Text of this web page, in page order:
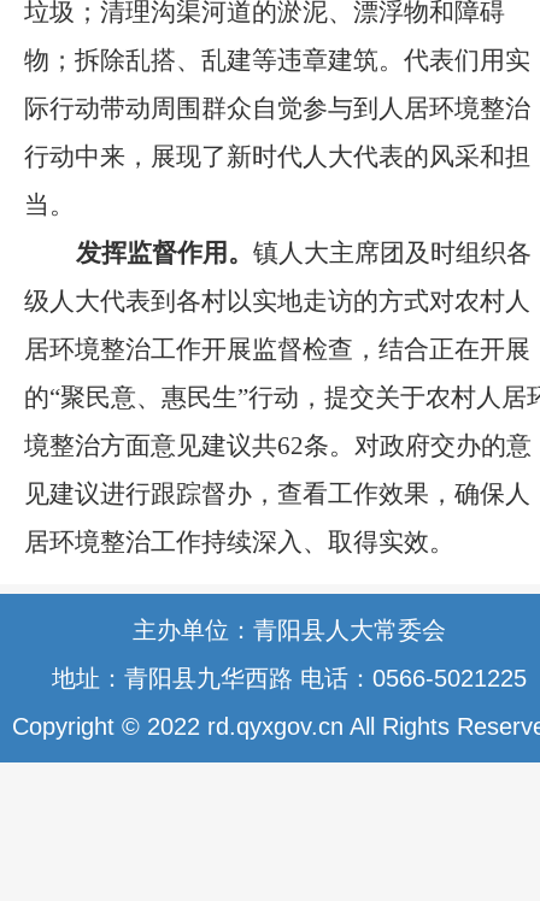
垃圾；清理沟渠河道的淤泥、漂浮物和障碍
物；拆除乱搭、乱建等违章建筑。代表们用实
际行动带动周围群众自觉参与到人居环境整治
行动中来，展现了新时代人大代表的风采和担
当。
发挥监督作用。 镇人大主席团及时组织各
级人大代表到各村以实地走访的方式对农村人
居环境整治工作开展监督检查，结合正在开展
的“聚民意、惠民生”行动，提交关于农村人居
境整治方面意见建议共62条。对政府交办的意
见建议进行跟踪督办，查看工作效果，确保人
居环境整治工作持续深入、取得实效。
主办单位：青阳县人大常委会
地址：青阳县九华西路 电话：0566-5021225
Copyright © 2022 rd.qyxgov.cn All Rights